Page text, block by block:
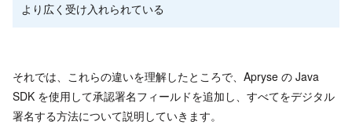
より広く受け入れられている
それでは、これらの違いを理解したところで、Apryse の Java
SDK を使用して承認署名フィールドを追加し、すべてをデジタル
署名する方法について説明していきます。